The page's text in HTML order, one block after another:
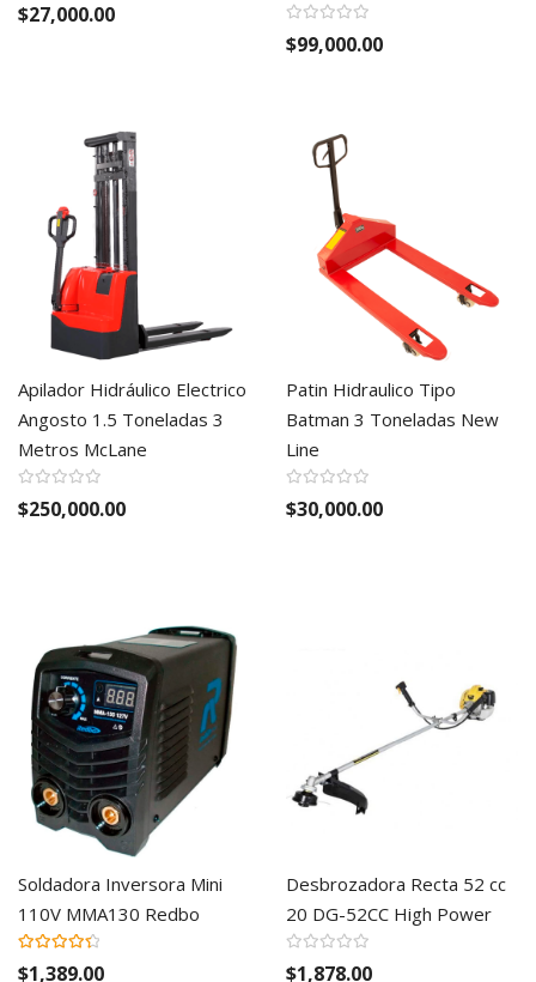
$27,000.00
$99,000.00
Apilador Hidráulico Electrico
Angosto 1.5 Toneladas 3
Metros McLane
$250,000.00
Patin Hidraulico Tipo
Batman 3 Toneladas New
Line
$30,000.00
Soldadora Inversora Mini
110V MMA130 Redbo
Valoración:
91%
$1,389.00
Desbrozadora Recta 52 cc
20 DG-52CC High Power
$1,878.00